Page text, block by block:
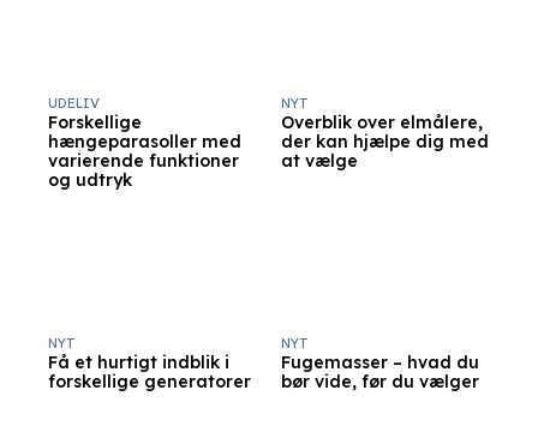
Forskellige
hængeparasoller med
varierende funktioner
og udtryk
UDELIV
Overblik over elmålere,
der kan hjælpe dig med
at vælge
NYT
Få et hurtigt indblik i
forskellige generatorer
NYT
Fugemasser – hvad du
bør vide, før du vælger
NYT